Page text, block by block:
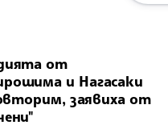
от
и Нагасаки
заявиха от